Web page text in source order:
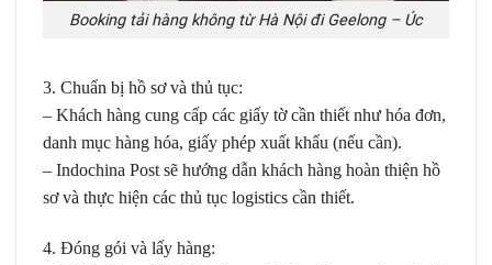
Booking tải hàng không từ Hà Nội đi Geelong – Úc
3. Chuẩn bị hồ sơ và thủ tục:
– Khách hàng cung cấp các giấy tờ cần thiết như hóa đơn,
danh mục hàng hóa, giấy phép xuất khẩu (nếu cần).
– Indochina Post sẽ hướng dẫn khách hàng hoàn thiện hồ
sơ và thực hiện các thủ tục logistics cần thiết.
4. Đóng gói và lấy hàng: